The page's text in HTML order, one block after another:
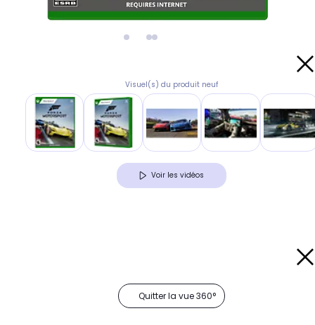
Visuel(s) du produit neuf
Voir les vidéos
Quitter la vue 360°